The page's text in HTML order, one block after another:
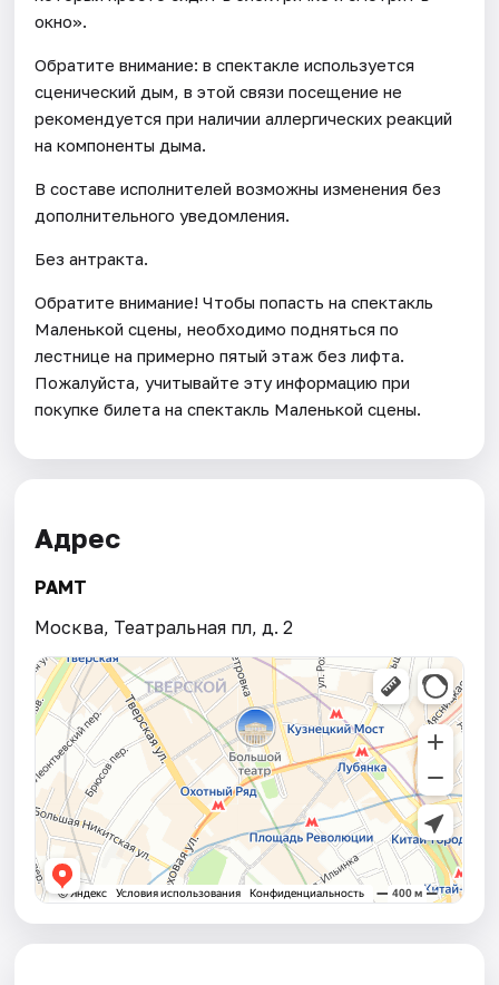
окно».
Обратите внимание: в спектакле используется
сценический дым, в этой связи посещение не
рекомендуется при наличии аллергических реакций
на компоненты дыма.
В составе исполнителей возможны изменения без
дополнительного уведомления.
Без антракта.
Обратите внимание! Чтобы попасть на спектакль
Маленькой сцены, необходимо подняться по
лестнице на примерно пятый этаж без лифта.
Пожалуйста, учитывайте эту информацию при
покупке билета на спектакль Маленькой сцены.
Адрес
РАМТ
Москва, Театральная пл, д. 2